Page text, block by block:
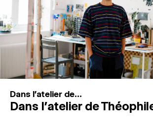
ESPACES DE PRATIQUE
Recherche
Connexion
Dans l'atelier de...
Dans l’atelier de